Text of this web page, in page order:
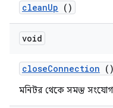
cleanUp ()
void
closeConnection ()
মনিটর থেকে সমস্ত